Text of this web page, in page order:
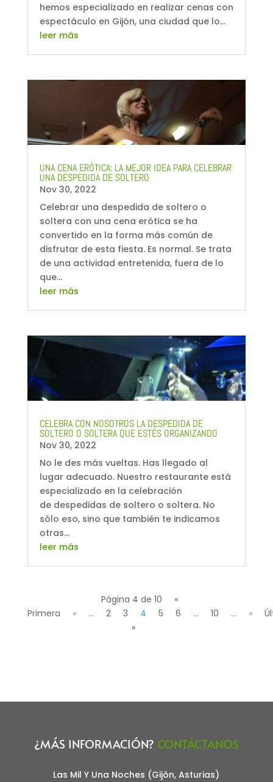
hemos especializado en realizar cenas con
espectáculo en Gijón, una ciudad que lo...
leer más
UNA CENA ERÓTICA: LA MEJOR IDEA PARA CELEBRAR
UNA DESPEDIDA DE SOLTERO
Nov 30, 2022
Celebrar una despedida de soltero o
soltera con una cena erótica se ha
convertido en la forma más común de
disfrutar de esta fiesta. Es normal. Se trata
de una actividad entretenida, fuera de lo
que...
leer más
CELEBRA CON NOSOTROS LA DESPEDIDA DE
SOLTERO O SOLTERA QUE ESTÉS ORGANIZANDO
Nov 30, 2022
No le des más vueltas. Has llegado al
lugar adecuado. Nuestro restaurante está
especializado en la celebración
de despedidas de soltero o soltera. No
sólo eso, sino que también te indicamos
otras...
leer más
Página 4 de 10
«
Primera
« ... 2 3 4 5 6 ... 10 ... »
»
¿MÁS INFORMACIÓN? CONTÁCTANOS
Las Mil Y Una Noches (Gijón, Asturias)